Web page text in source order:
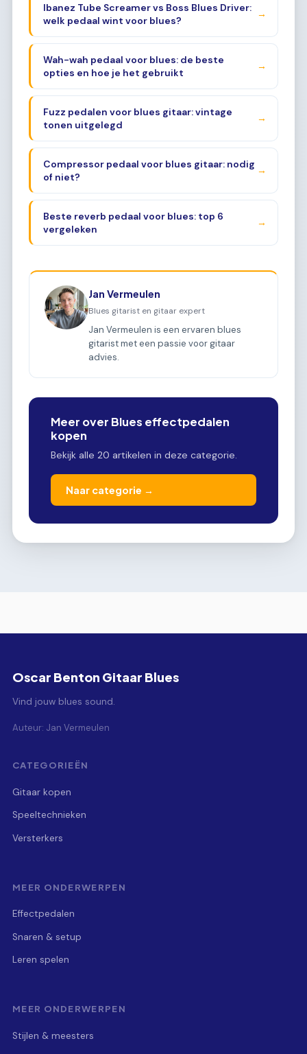
Ibanez Tube Screamer vs Boss Blues Driver:
welk pedaal wint voor blues?
→
Wah-wah pedaal voor blues: de beste
opties en hoe je het gebruikt
→
Fuzz pedalen voor blues gitaar: vintage
tonen uitgelegd
→
Compressor pedaal voor blues gitaar: nodig
of niet?
→
Beste reverb pedaal voor blues: top 6
vergeleken
→
Jan Vermeulen
Blues gitarist en gitaar expert
Jan Vermeulen is een ervaren blues
gitarist met een passie voor gitaar
advies.
Meer over Blues effectpedalen
kopen
Bekijk alle 20 artikelen in deze categorie.
Naar categorie →
Oscar Benton Gitaar Blues
Vind jouw blues sound.
Auteur: Jan Vermeulen
CATEGORIEËN
Gitaar kopen
Speeltechnieken
Versterkers
MEER ONDERWERPEN
Effectpedalen
Snaren & setup
Leren spelen
MEER ONDERWERPEN
Stijlen & meesters